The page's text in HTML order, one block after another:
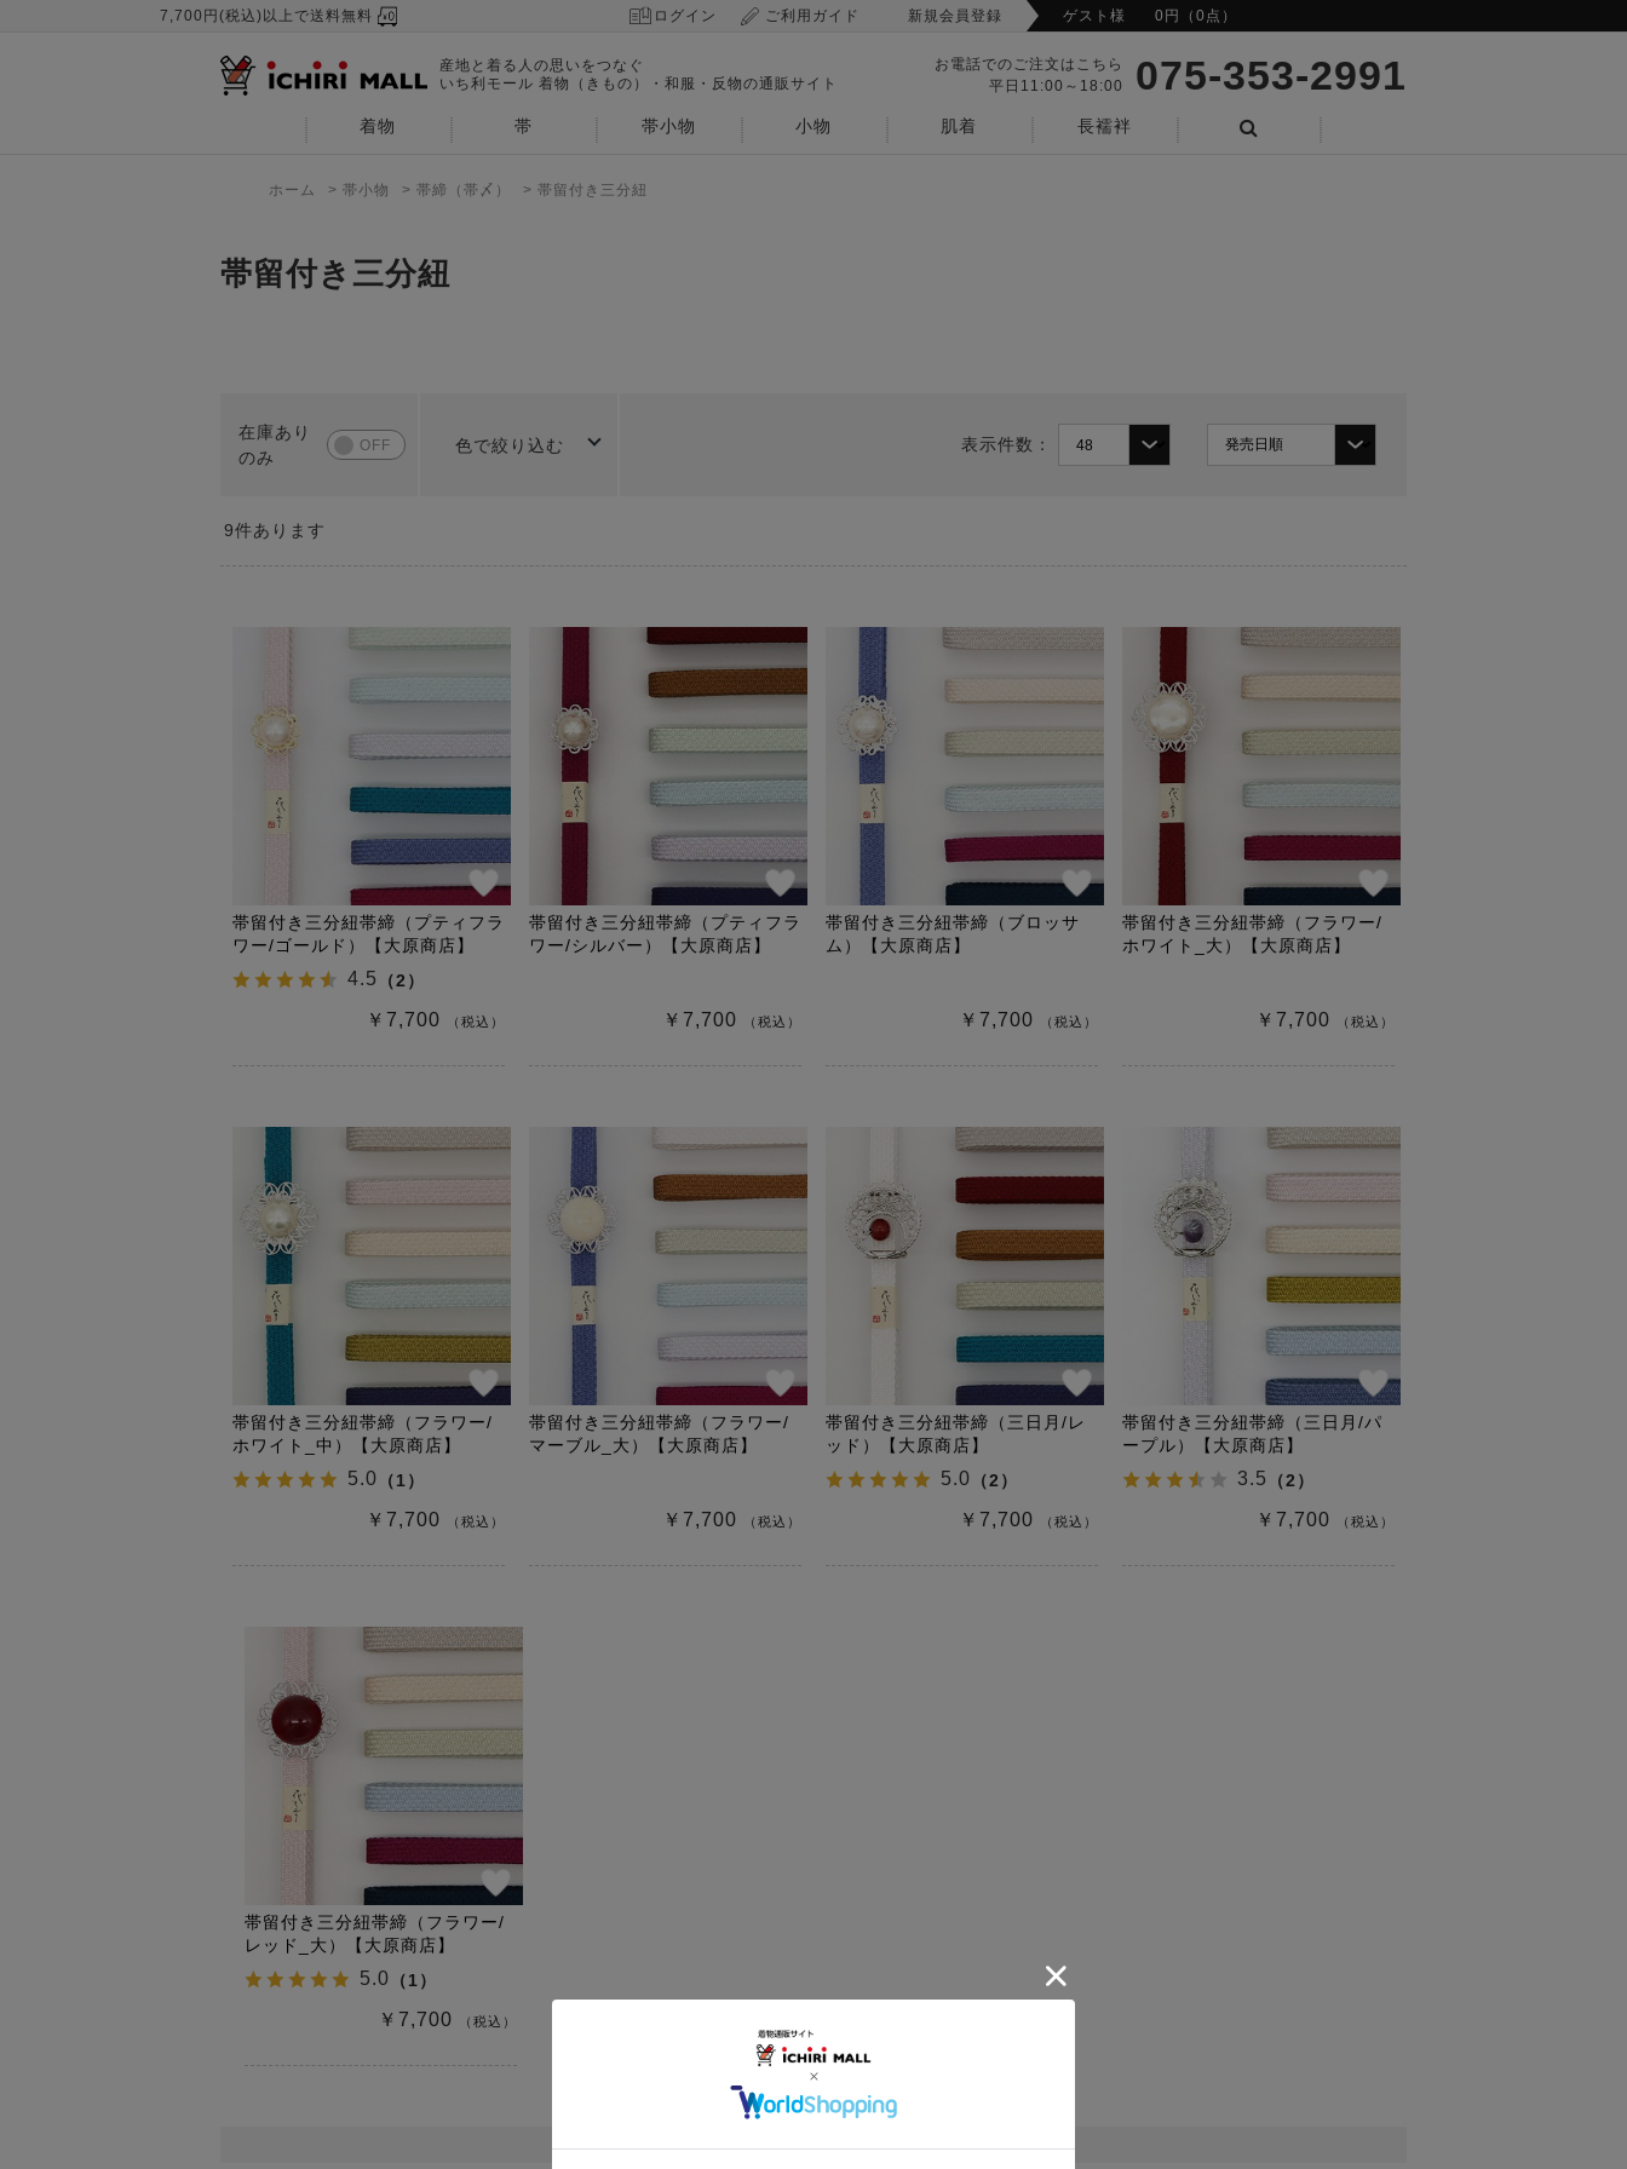
7,700円(税込)以上で送料無料 ログイン ご利用ガイド 新規会員登録 ゲスト様 0円（0点）
産地と着る人の思いをつなぐ
いち利モール 着物（きもの）・和服・反物の通販サイト
お電話でのご注文はこちら
平日11:00～18:00
075-353-2991
着物 帯 帯小物 小物 肌着
長襦袢
ホーム > 帯小物 > 帯締（帯〆） > 帯留付き三分紐
帯留付き三分紐
色で絞り込む 表示件数：
9件あります
帯留付き三分紐帯締（プティフラ
ワー/ゴールド）【大原商店】
4.5 （2 ）
￥7,700 （税込）
帯留付き三分紐帯締（プティフラ
ワー/シルバー）【大原商店】
￥7,700 （税込）
帯留付き三分紐帯締（ブロッサ
ム）【大原商店】
￥7,700 （税込）
帯留付き三分紐帯締（フラワー/
ホワイト_大）【大原商店】
￥7,700 （税込）
帯留付き三分紐帯締（フラワー/
ホワイト_中）【大原商店】
5.0 （1 ）
￥7,700 （税込）
帯留付き三分紐帯締（フラワー/
マーブル_大）【大原商店】
￥7,700 （税込）
帯留付き三分紐帯締（三日月/レ
ッド）【大原商店】
5.0 （2 ）
￥7,700 （税込）
帯留付き三分紐帯締（三日月/パ
ープル）【大原商店】
3.5 （2 ）
￥7,700 （税込）
帯留付き三分紐帯締（フラワー/
レッド_大）【大原商店】
5.0 （1 ）
￥7,700 （税込）